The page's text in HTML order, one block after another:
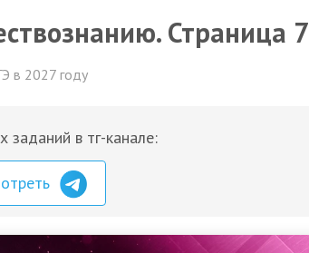
Страница 7
в 2027 году
заданий в тг-канале: